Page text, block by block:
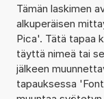
Tämän laskimen
alkuperäisen
Pica'. Tätä tapaa
täyttä nimeä tai
jälkeen
tapauksessa